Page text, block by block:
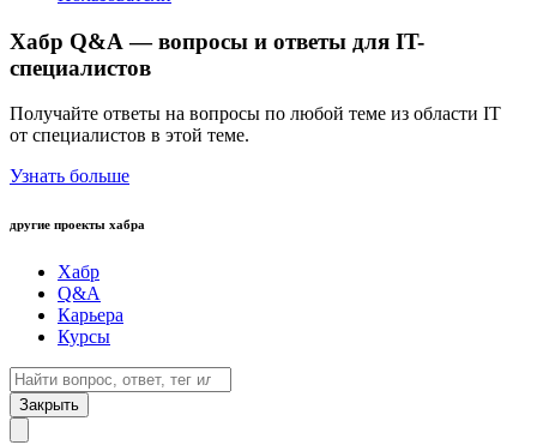
Хабр Q&A — вопросы и ответы для IT-
специалистов
Получайте ответы на вопросы по любой теме из области IT
от специалистов в этой теме.
Узнать больше
другие проекты хабра
Хабр
Q&A
Карьера
Курсы
Закрыть